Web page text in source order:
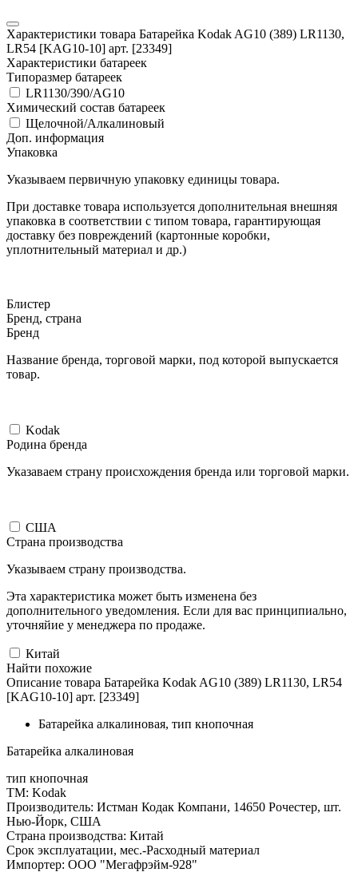
Характеристики товара Батарейка Kodak AG10 (389) LR1130,
LR54 [KAG10-10] арт. [23349]
Характеристики батареек
Типоразмер батареек
LR1130/390/AG10
Химический состав батареек
Щелочной/Алкалиновый
Доп. информация
Упаковка
Указываем первичную упаковку единицы товара.
При доставке товара используется дополнительная внешняя
упаковка в соответствии с типом товара, гарантирующая
доставку без повреждений (картонные коробки,
уплотнительный материал и др.)
Блистер
Бренд, страна
Бренд
Название бренда, торговой марки, под которой выпускается
товар.
Kodak
Родина бренда
Указаваем страну происхождения бренда или торговой марки.
США
Страна производства
Указываем страну производства.
Эта характеристика может быть изменена без
дополнительного уведомления. Если для вас принципиально,
уточняйие у менеджера по продаже.
Китай
Найти похожие
Описание товара Батарейка Kodak AG10 (389) LR1130, LR54
[KAG10-10] арт. [23349]
Батарейка алкалиновая, тип кнопочная
Батарейка алкалиновая
тип кнопочная
ТМ: Kodak
Производитель: Истман Кодак Компани, 14650 Рочестер, шт.
Нью-Йорк, США
Страна производства: Китай
Срок эксплуатации, мес.-Расходный материал
Импортер: ООО "Мегафрэйм-928"